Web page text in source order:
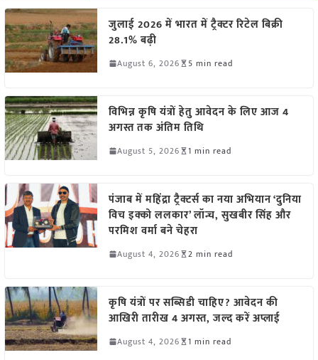
जुलाई 2026 में भारत में ट्रैक्टर रिटेल बिक्री
28.1% बढ़ी
August 6, 2026 5 min read
विभिन्न कृषि यंत्रों हेतु आवेदन के लिए आज 4
अगस्त तक अंतिम तिथि
August 5, 2026 1 min read
पंजाब में महिंद्रा ट्रैक्टर्स का नया अभियान ‘दुनिया
विच इक्को ललकार’ लॉन्च, सुखबीर सिंह और
परमिश वर्मा बने चेहरा
August 4, 2026 2 min read
कृषि यंत्रों पर सब्सिडी चाहिए? आवेदन की
आखिरी तारीख 4 अगस्त, जल्द करें अप्लाई
August 4, 2026 1 min read